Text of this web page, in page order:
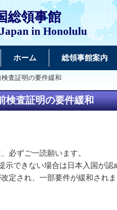
総領事館
in Honolulu
ホーム 総領事館案内
査証明の要件緩和
検査証明の要件緩和
必ずご一読願います。
できない場合は日本入国が認
定され、一部要件が緩和されま